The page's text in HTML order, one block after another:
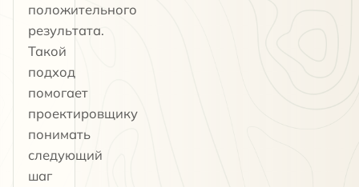
положительного
результата.
Такой
подход
помогает
проектировщику
понимать
следующий
шаг